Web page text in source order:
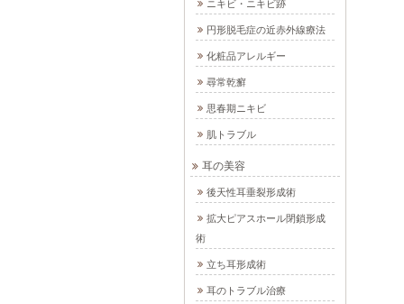
ニキビ・ニキビ跡
円形脱毛症の近赤外線療法
化粧品アレルギー
尋常乾癬
思春期ニキビ
肌トラブル
耳の美容
後天性耳垂裂形成術
拡大ピアスホール閉鎖形成
術
立ち耳形成術
耳のトラブル治療